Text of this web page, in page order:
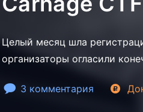
Целый месяц шла
организаторы огласили
3 комментария